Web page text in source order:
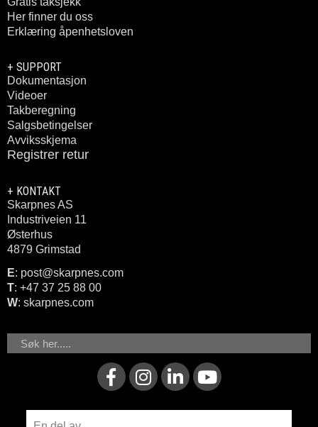
Her finner du oss
Erklæring åpenhetsloven
+ SUPPORT
Dokumentasjon
Videoer
Takberegning
Salgsbetingelser
Avviksskjema
Registrer retur
+ KONTAKT
Skarpnes AS
Industriveien 11
Østerhus
4879 Grimstad
E: post@skarpnes.com
T: +47 37 25 88 00
W: skarpnes.com
Søk
F
a
c
e
I
n
s
t
L
i
n
k
Y
o
u
t